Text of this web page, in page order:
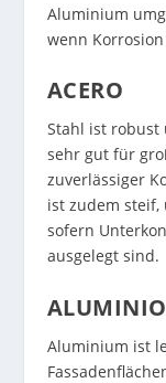
Aluminium
wenn
ACERO
Stahl ist robust
sehr gut für
zuverlässiger
ist zudem steif,
sofern
ausgelegt sind.
ALUMINIO
Aluminium ist